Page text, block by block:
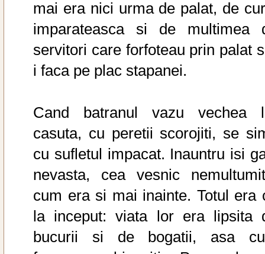
mai era nici urma de palat, de
imparateasca si de multimea
servitori care forfoteau prin palat
i faca pe plac stapanei.
Cand batranul vazu vechea
casuta, cu peretii scorojiti, se
cu sufletul impacat. Inauntru isi
nevasta, cea vesnic
cum era si mai inainte. Totul era
la inceput: viata lor era lipsita
bucurii si de bogatii, asa